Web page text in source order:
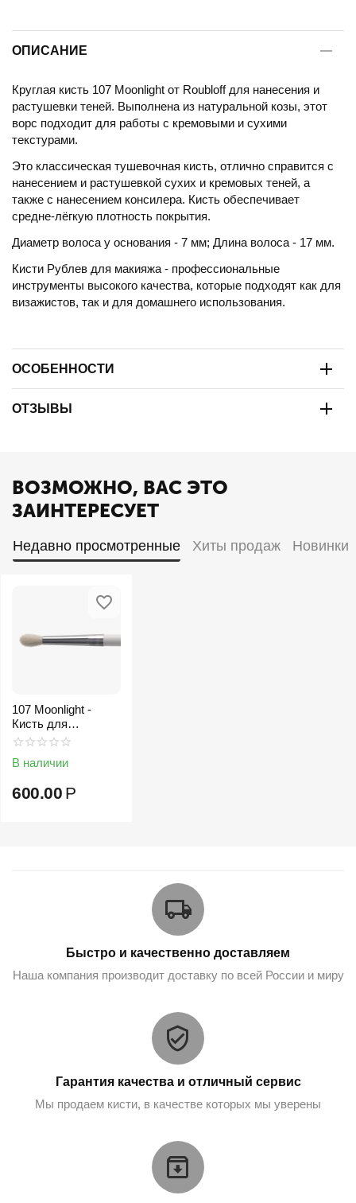
ОПИСАНИЕ
Круглая кисть 107 Moonlight от Roubloff для нанесения и
растушевки теней. Выполнена из натуральной козы, этот
ворс подходит для работы с кремовыми и сухими
текстурами.
Это классическая тушевочная кисть, отлично справится с
нанесением и растушевкой сухих и кремовых теней, а
также с нанесением консилера. Кисть обеспечивает
средне-лёгкую плотность покрытия.
Диаметр волоса у основания - 7 мм; Длина волоса - 17 мм.
Кисти Рублев для макияжа - профессиональные
инструменты высокого качества, которые подходят как для
визажистов, так и для домашнего использования.
ОСОБЕННОСТИ
ОТЗЫВЫ
ВОЗМОЖНО, ВАС ЭТО
ЗАИНТЕРЕСУЕТ
Недавно просмотренные Хиты продаж Новинки
107 Moonlight -
Кисть для
растушевки теней
В наличии
600.00 Р
Быстро и качественно доставляем
Наша компания производит доставку по всей России и миру
Гарантия качества и отличный сервис
Мы продаем кисти, в качестве которых мы уверены